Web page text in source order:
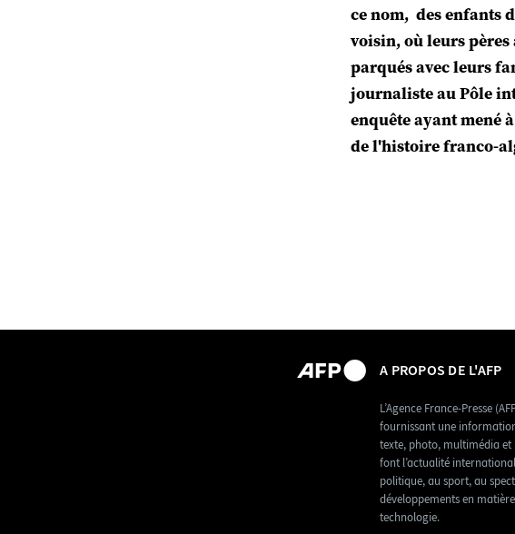
ce nom, des enfants
voisin, où leurs
parqués avec leurs
journaliste au Pôle
enquête ayant mené
de l'histoire franco-
A PROPOS DE L'AFP
L’Agence France-Presse
fournissant une
texte, photo, multimédia et
font l’actualité
politique, au sport, au
développements en
technologie.